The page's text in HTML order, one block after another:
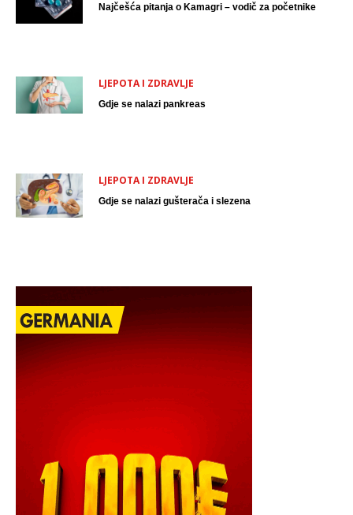
Najčešća pitanja o Kamagri – vodič za početnike
LJEPOTA I ZDRAVLJE
Gdje se nalazi pankreas
LJEPOTA I ZDRAVLJE
Gdje se nalazi gušterača i slezena